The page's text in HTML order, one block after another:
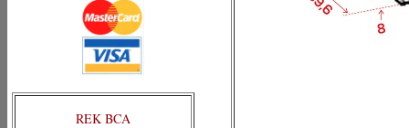
REK BCA